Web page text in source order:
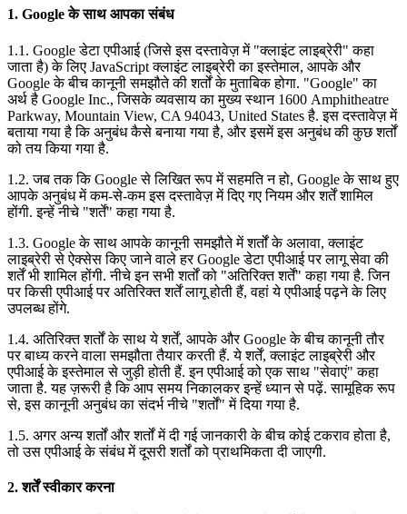
1. Google के साथ आपका संबंध
1.1. Google डेटा एपीआई (जिसे इस दस्तावेज़ में "क्लाइंट लाइब्रेरी" कहा
जाता है) के लिए JavaScript क्लाइंट लाइब्रेरी का इस्तेमाल, आपके और
Google के बीच कानूनी समझौते की शर्तों के मुताबिक होगा. "Google" का
अर्थ है Google Inc., जिसके व्यवसाय का मुख्य स्थान 1600 Amphitheatre
Parkway, Mountain View, CA 94043, United States है. इस दस्तावेज़ में
बताया गया है कि अनुबंध कैसे बनाया गया है, और इसमें इस अनुबंध की कुछ शर्तों
को तय किया गया है.
1.2. जब तक कि Google से लिखित रूप में सहमति न हो, Google के साथ हुए
आपके अनुबंध में कम-से-कम इस दस्तावेज़ में दिए गए नियम और शर्तें शामिल
होंगी. इन्हें नीचे "शर्तें" कहा गया है.
1.3. Google के साथ आपके कानूनी समझौते में शर्तों के अलावा, क्लाइंट
लाइब्रेरी से ऐक्सेस किए जाने वाले हर Google डेटा एपीआई पर लागू सेवा की
शर्तें भी शामिल होंगी. नीचे इन सभी शर्तों को "अतिरिक्त शर्तें" कहा गया है. जिन
पर किसी एपीआई पर अतिरिक्त शर्तें लागू होती हैं, वहां ये एपीआई पढ़ने के लिए
उपलब्ध होंगे.
1.4. अतिरिक्त शर्तों के साथ ये शर्तें, आपके और Google के बीच कानूनी तौर
पर बाध्य करने वाला समझौता तैयार करती हैं. ये शर्तें, क्लाइंट लाइब्रेरी और
एपीआई के इस्तेमाल से जुड़ी होती हैं. इन एपीआई को एक साथ "सेवाएं" कहा
जाता है. यह ज़रूरी है कि आप समय निकालकर इन्हें ध्यान से पढ़ें. सामूहिक रूप
से, इस कानूनी अनुबंध का संदर्भ नीचे "शर्तों" में दिया गया है.
1.5. अगर अन्य शर्तों और शर्तों में दी गई जानकारी के बीच कोई टकराव होता है,
तो उस एपीआई के संबंध में दूसरी शर्तों को प्राथमिकता दी जाएगी.
2. शर्तें स्वीकार करना